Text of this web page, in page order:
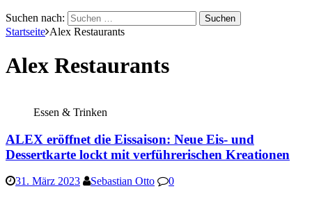
Suchen nach:
Startseite Alex Restaurants
Alex Restaurants
Essen & Trinken
ALEX eröffnet die Eissaison: Neue Eis- und
Dessertkarte lockt mit verführerischen Kreationen
31. März 2023 Sebastian Otto
0